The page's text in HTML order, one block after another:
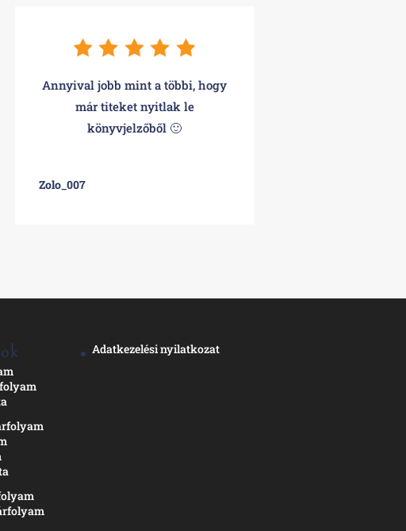
Annyival jobb mint a többi, hogy
már titeket nyitlak le
könyvjelzőből 🙂
Zolo_007
Adatkezelési nyilatkozat